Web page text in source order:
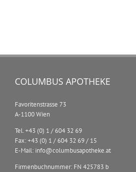
COLUMBUS APOTHEKE
Favoritenstrasse 73
A-1100 Wien
Tel. +43 (0) 1 / 604 32 69
Fax: +43 (0) 1 / 604 32 69 / 15
E-Mail: info@columbusapotheke.at
Firmenbuchnummer: FN 425783 b